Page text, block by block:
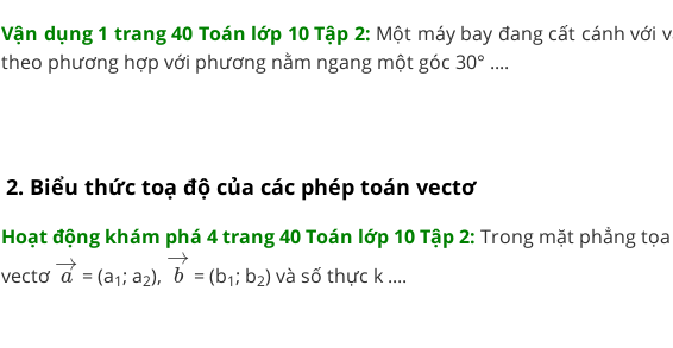
Vận dụng 1 trang 40 Toán lớp 10 Tập 2: Một máy bay đang cất cánh với
theo phương hợp với phương nằm ngang một góc 30° ....
2. Biểu thức toạ độ của các phép toán vectơ
Hoạt động khám phá 4 trang 40 Toán lớp 10 Tập 2: Trong mặt phẳng
vectơ
→
a
a→
= (a1; a2),
→
b
b→
= (b1; b2) và số thực k ....